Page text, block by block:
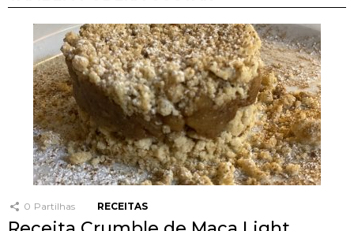
0 Partilhas RECEITAS